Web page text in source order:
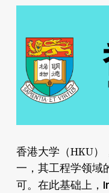
香港大学（HKU）
一，其工程学领域
可。在此基础上，